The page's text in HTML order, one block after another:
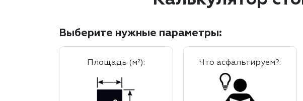
Выберите нужные параметры:
Площадь (м²): Что асфальтируем?: